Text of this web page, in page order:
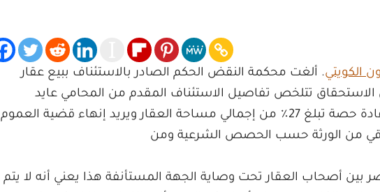
الكويتي. ألغت محكمة النقض الحكم الصادر بالاستئناف ببيع عقار
تتلخص تفاصيل الاستئناف المقدم من المحامي عايد
الرشيدي في أن موكله يمتلك عادة حصة تبلغ 27٪ من إجمالي مساحة العقار ويريد إنهاء قضية العموم
من الورثة حسب الحصص الشرعية ومن
بين أصحاب العقار تحت وصاية الجهة المستأنفة هذا يعني أنه لا يتم